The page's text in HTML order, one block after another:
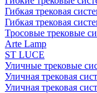
Гибкая трековая
Гибкая трековая
Тросовые трековые
Arte Lamp
ST LUCE
Уличные трековые
Уличная трековая
Уличная трековая